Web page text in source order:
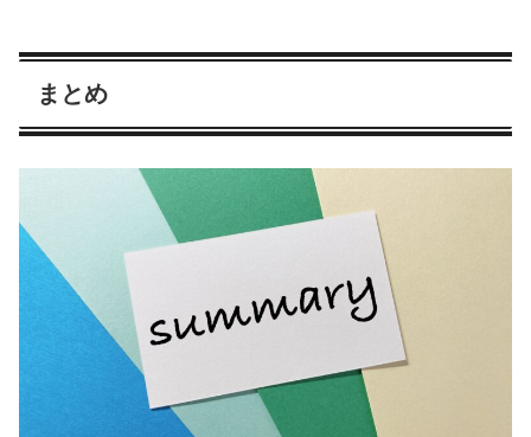
まとめ